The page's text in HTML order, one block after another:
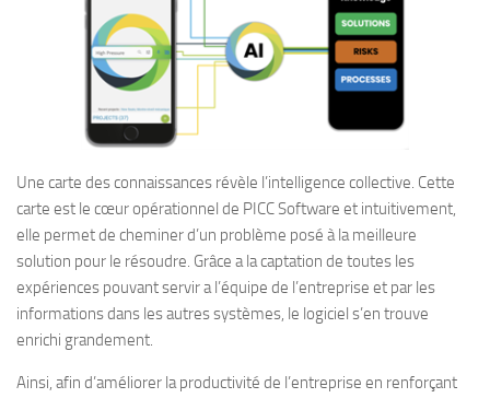
Une carte des connaissances révèle l’intelligence collective. Cette
carte est le cœur opérationnel de PICC Software et intuitivement,
elle permet de cheminer d’un problème posé à la meilleure
solution pour le résoudre. Grâce a la captation de toutes les
expériences pouvant servir a l’équipe de l’entreprise et par les
informations dans les autres systèmes, le logiciel s’en trouve
enrichi grandement.
Ainsi, afin d’améliorer la productivité de l’entreprise en renforçant